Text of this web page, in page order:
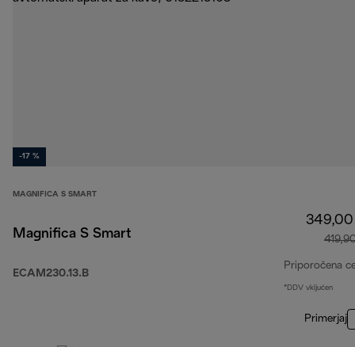
-17 %
MAGNIFICA S SMART
Magnifica S Smart
ECAM230.13.B
Priporočena
*DDV vključen
Primerjaj